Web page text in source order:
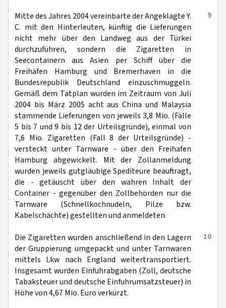
9
Mitte des Jahres 2004 vereinbarte der Angeklagte Y.
C. mit den Hinterleuten, künftig die Lieferungen
nicht mehr über den Landweg aus der Türkei
durchzuführen, sondern die Zigaretten in
Seecontainern aus Asien per Schiff über die
Freihäfen Hamburg und Bremerhaven in die
Bundesrepublik Deutschland einzuschmuggeln.
Gemäß dem Tatplan wurden im Zeitraum von Juli
2004 bis März 2005 acht aus China und Malaysia
stammende Lieferungen von jeweils 3,8 Mio. (Fälle
5 bis 7 und 9 bis 12 der Urteilsgründe), einmal von
7,6 Mio. Zigaretten (Fall 8 der Urteilsgründe) -
versteckt unter Tarnware - über den Freihafen
Hamburg abgewickelt. Mit der Zollanmeldung
wurden jeweils gutgläubige Spediteure beauftragt,
die - getäuscht über den wahren Inhalt der
Container - gegenüber den Zollbehörden nur die
Tarnware (Schnellkochnudeln, Pilze bzw.
Kabelschächte) gestellten und anmeldeten.
10
Die Zigaretten wurden anschließend in den Lagern
der Gruppierung umgepackt und unter Tarnwaren
mittels Lkw nach England weitertransportiert.
Insgesamt wurden Einfuhrabgaben (Zoll, deutsche
Tabaksteuer und deutsche Einfuhrumsatzsteuer) in
Höhe von 4,67 Mio. Euro verkürzt.